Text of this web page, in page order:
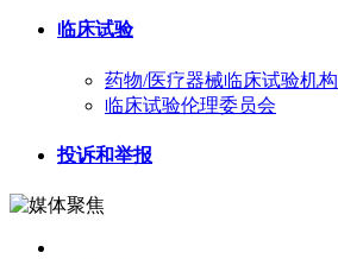
临床试验
药物/医疗器械临床试验机构
临床试验伦理委员会
投诉和举报